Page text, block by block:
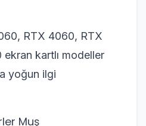
RTX 4060, RTX
kartlı modeller
yoğun ilgi
Muş